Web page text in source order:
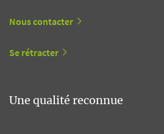
Nous contacter
Se rétracter
Une qualité reconnue